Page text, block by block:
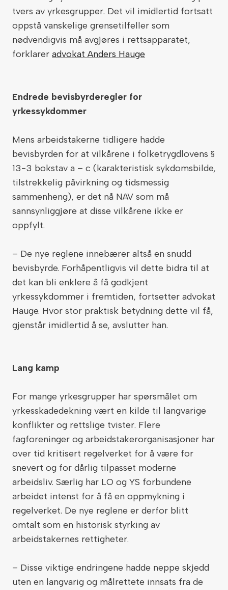
tvers av yrkesgrupper. Det vil imidlertid fortsatt
oppstå vanskelige grensetilfeller som
nødvendigvis må avgjøres i rettsapparatet,
forklarer advokat Anders Hauge
Endrede bevisbyrderegler for
yrkessykdommer
Mens arbeidstakerne tidligere hadde
bevisbyrden for at vilkårene i folketrygdlovens §
13-3 bokstav a – c (karakteristisk sykdomsbilde,
tilstrekkelig påvirkning og tidsmessig
sammenheng), er det nå NAV som må
sannsynliggjøre at disse vilkårene ikke er
oppfylt.
– De nye reglene innebærer altså en snudd
bevisbyrde. Forhåpentligvis vil dette bidra til at
det kan bli enklere å få godkjent
yrkessykdommer i fremtiden, fortsetter advokat
Hauge. Hvor stor praktisk betydning dette vil få,
gjenstår imidlertid å se, avslutter han.
Lang kamp
For mange yrkesgrupper har spørsmålet om
yrkesskadedekning vært en kilde til langvarige
konflikter og rettslige tvister. Flere
fagforeninger og arbeidstakerorganisasjoner har
over tid kritisert regelverket for å være for
snevert og for dårlig tilpasset moderne
arbeidsliv. Særlig har LO og YS forbundene
arbeidet intenst for å få en oppmykning i
regelverket. De nye reglene er derfor blitt
omtalt som en historisk styrking av
arbeidstakernes rettigheter.
– Disse viktige endringene hadde neppe skjedd
uten en langvarig og målrettete innsats fra de